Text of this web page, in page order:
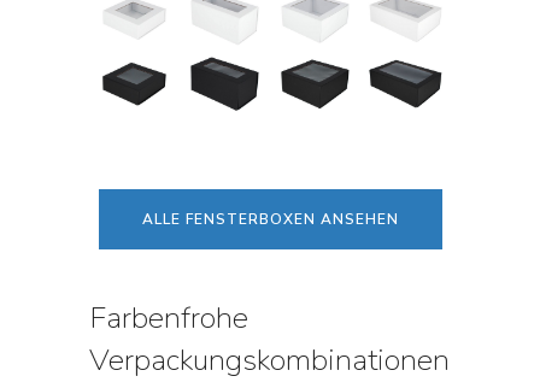
ALLE FENSTERBOXEN ANSEHEN
Farbenfrohe
Verpackungskombinationen